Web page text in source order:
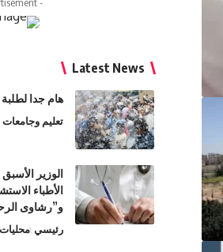
Latest News
هام جدا لطلبة
تعليم وجامعات
الوزير
الأطباء
و”رشاوى
رئيسي محليات